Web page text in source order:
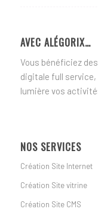
AVEC ALÉGORIX…
Vous bénéficiez
digitale full
lumière vos
NOS SERVICES
Création Site Internet
Création Site vitrine
Création Site CMS